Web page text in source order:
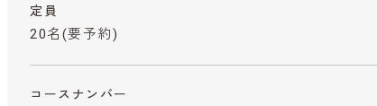
定員
20名(要予約)
コースナンバー